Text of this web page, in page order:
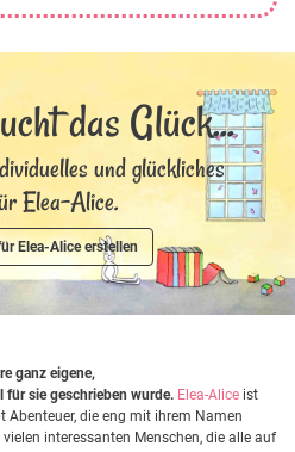
das Glück...
und glückliches
Elea-Alice.
Elea-Alice erstellen
ganz eigene,
für sie geschrieben wurde. Elea-Alice ist
Abenteuer, die eng mit ihrem Namen
interessanten Menschen, die alle auf